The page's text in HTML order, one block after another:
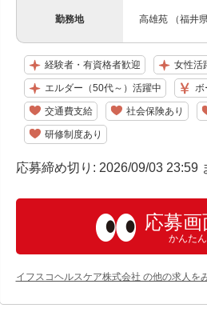
勤務地 高雄苑 （福井
経験者・有資格者歓迎 女性活
エルダー（50代～）活躍中 ボ
交通費支給 社会保険あり
研修制度あり
応募締め切り: 2026/09/03 23:59
応募
かんた
イフスコヘルスケア株式会社 の他の求人を